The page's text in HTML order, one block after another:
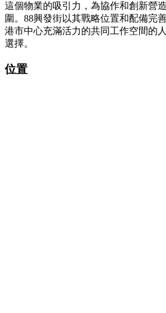
這個物業的吸引力，為協作和創新營
圍。88興發街以其戰略位置和配備完
港市中心充滿活力的共同工作空間的
選擇。
位置